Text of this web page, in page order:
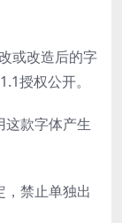
或改造后的字
授权公开。
这款字体产生
禁止单独出